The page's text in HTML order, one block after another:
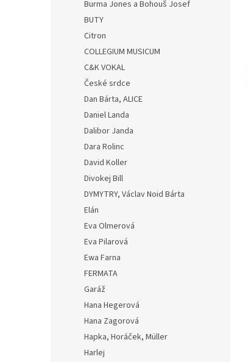
Burma Jones a Bohouš Josef
BUTY
Citron
COLLEGIUM MUSICUM
C&K VOKAL
České srdce
Dan Bárta, ALICE
Daniel Landa
Dalibor Janda
Dara Rolinc
David Koller
Divokej Bill
DYMYTRY, Václav Noid Bárta
Elán
Eva Olmerová
Eva Pilarová
Ewa Farna
FERMATA
Garáž
Hana Hegerová
Hana Zagorová
Hapka, Horáček, Müller
Harlej